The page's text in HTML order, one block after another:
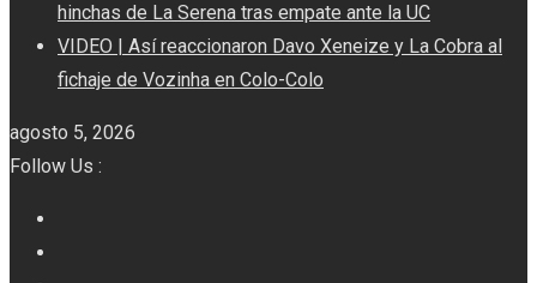
hinchas de La Serena tras empate ante la UC
VIDEO | Así reaccionaron Davo Xeneize y La Cobra al
fichaje de Vozinha en Colo-Colo
agosto 5, 2026
Follow Us :